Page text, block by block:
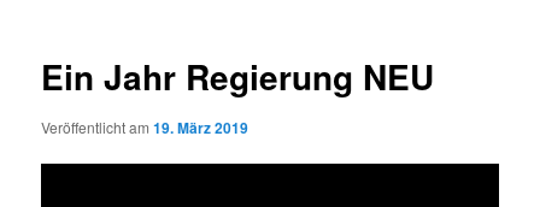
Ein Jahr Regierung NEU
Veröffentlicht am19. März 2019